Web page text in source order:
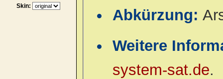
Skin:
Abkürzung:
Weitere
system-sat.de.